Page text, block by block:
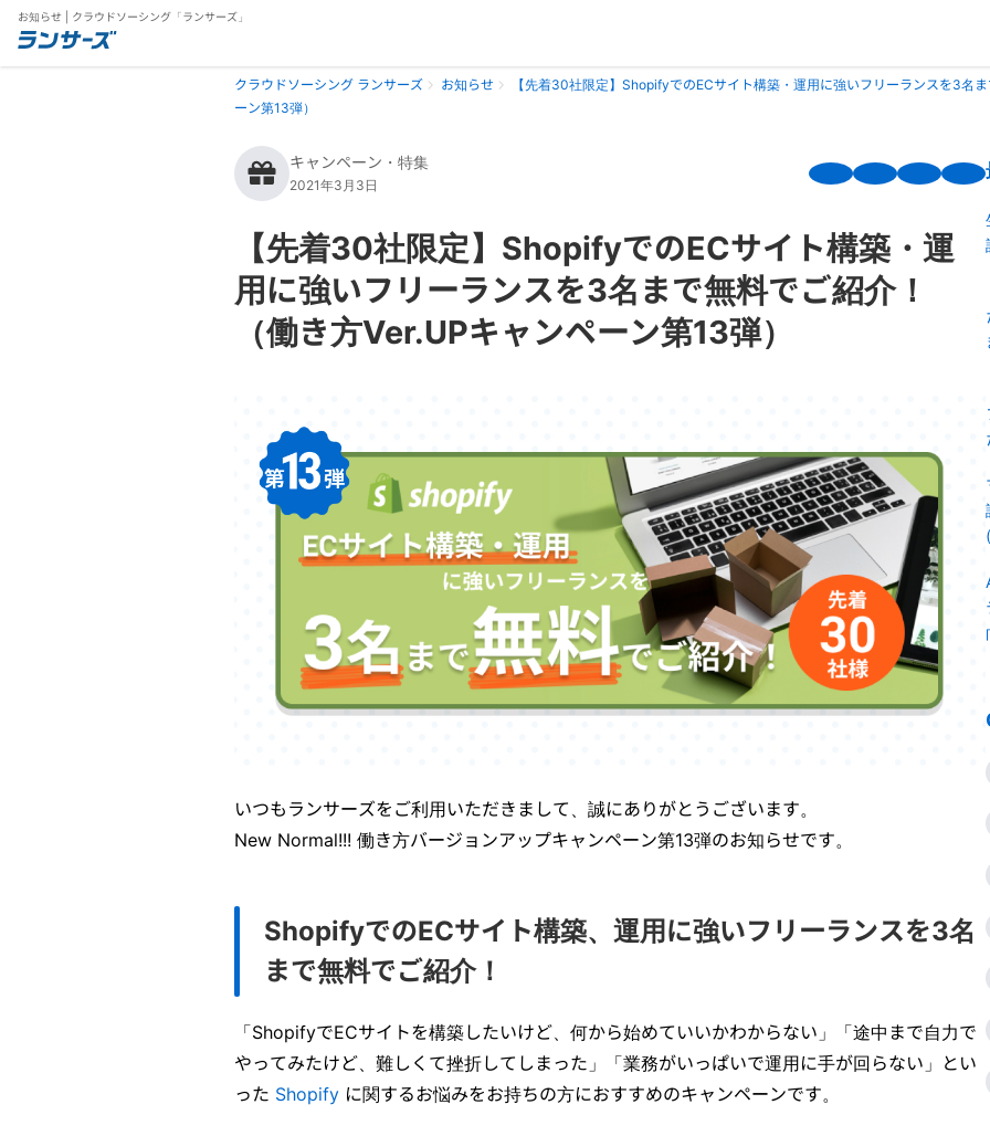
お知らせ | クラウドソーシング「ランサーズ」
クラウドソーシング ランサーズ お知らせ
【先着30社限定】ShopifyでのECサイト構築・運用に強いフリーランスを3名
ーン第13弾）
キャンペーン・特集
2021年3月3日
【先着30社限定】ShopifyでのECサイト構築・運
用に強いフリーランスを3名まで無料でご紹介！
（働き方Ver.UPキャンペーン第13弾）
いつもランサーズをご利用いただきまして、誠にありがとうございます。
New Normal!!! 働き方バージョンアップキャンペーン第13弾のお知らせです。
ShopifyでのECサイト構築、運用に強いフリーランスを3名
まで無料でご紹介！
「ShopifyでECサイトを構築したいけど、何から始めていいかわからない」「途中まで自力で
やってみたけど、難しくて挫折してしまった」「業務がいっぱいで運用に手が回らない」とい
った Shopify に関するお悩みをお持ちの方におすすめのキャンペーンです。